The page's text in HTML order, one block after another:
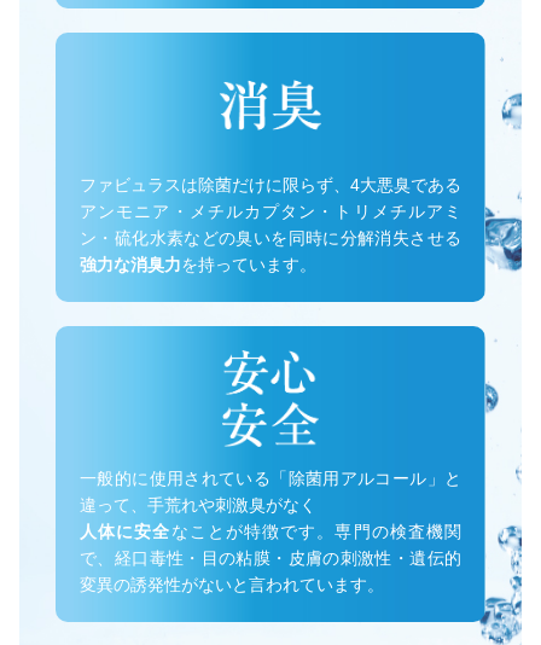
ファビュラスは除菌だけに限らず、4大悪臭である
アンモニア・メチルカプタン・トリメチルアミ
ン・硫化水素などの臭いを同時に分解消失させる
強力な消臭力を持っています。
一般的に使用されている「除菌用アルコール」と
違って、手荒れや刺激臭がなく
人体に安全なことが特徴です。専門の検査機関
で、経口毒性・目の粘膜・皮膚の刺激性・遺伝的
変異の誘発性がないと言われています。